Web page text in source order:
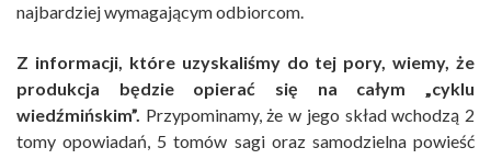
najbardziej wymagającym odbiorcom.
Z informacji, które uzyskaliśmy do tej pory, wiemy, że
produkcja będzie opierać się na całym „cyklu
wiedźmińskim”. Przypominamy, że w jego skład wchodzą 2
tomy opowiadań, 5 tomów sagi oraz samodzielna powieść